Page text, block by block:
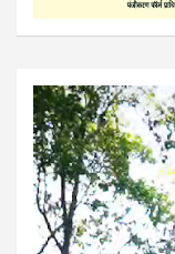
Video
Player